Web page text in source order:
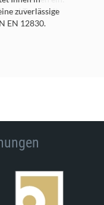
und Tacho mit
zuverlässige
EN 12830.